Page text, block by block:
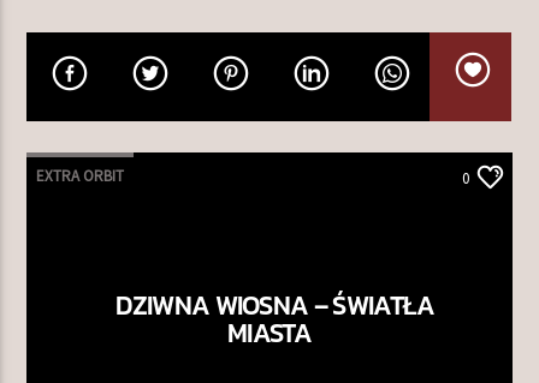
CRASH LANDING
TERAZ W RAMÓWCE
INDIE ORBIT
EXTRA ORBIT 0
DZIWNA WIOSNA – ŚWIATŁA
MIASTA